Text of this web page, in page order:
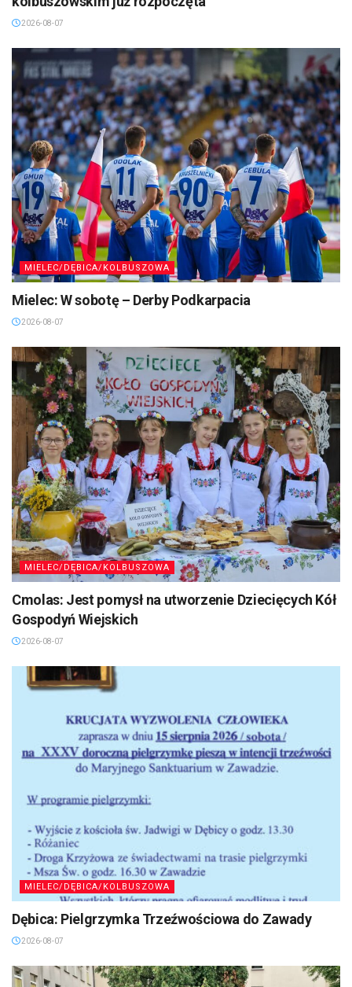
2026-08-07
MIELEC/DĘBICA/KOLBUSZOWA
Mielec: W sobotę – Derby Podkarpacia
2026-08-07
MIELEC/DĘBICA/KOLBUSZOWA
Cmolas: Jest pomysł na utworzenie Dziecięcych Kół
Gospodyń Wiejskich
2026-08-07
MIELEC/DĘBICA/KOLBUSZOWA
Dębica: Pielgrzymka Trzeźwościowa do Zawady
2026-08-07